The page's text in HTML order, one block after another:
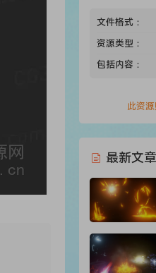
文件格式：
资源类型：
包括内容：
此资
最新文章